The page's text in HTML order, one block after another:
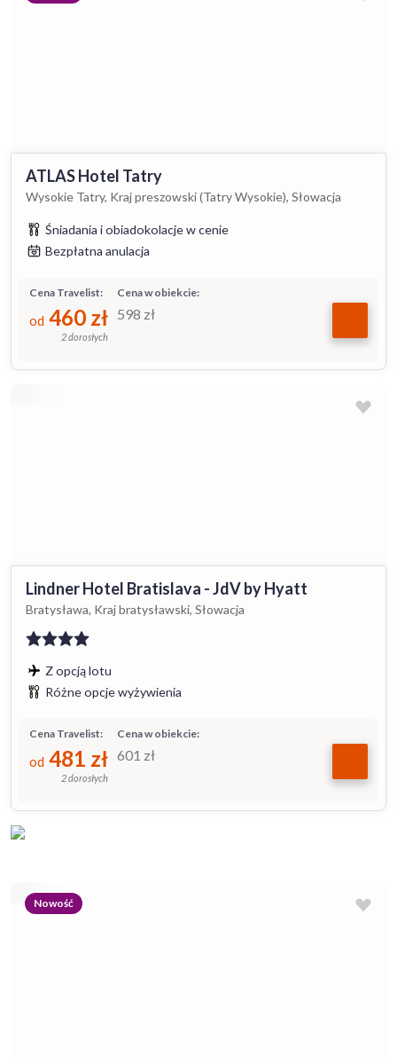
ATLAS Hotel Tatry
Wysokie Tatry, Kraj preszowski (Tatry Wysokie), Słowacja
Śniadania i obiadokolacje w cenie
Bezpłatna anulacja
Cena w obiekcie:
598 zł
Cena Travelist:
od 460 zł
2 dorosłych
Lindner Hotel Bratislava - JdV by Hyatt
Bratysława, Kraj bratysławski, Słowacja
Z opcją lotu
Różne opcje wyżywienia
Cena w obiekcie:
601 zł
Cena Travelist:
od 481 zł
2 dorosłych
Nowość